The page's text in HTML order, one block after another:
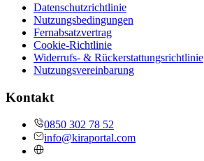
Datenschutzrichtlinie
Nutzungsbedingungen
Fernabsatzvertrag
Cookie-Richtlinie
Widerrufs- & Rückerstattungsrichtlinie
Nutzungsvereinbarung
Kontakt
0850 302 78 52
info@kiraportal.com